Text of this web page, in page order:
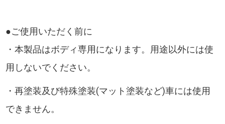
●ご使用いただく前に
・本製品はボディ専用になります。用途以外には使
用しないでください。
・再塗装及び特殊塗装(マット塗装など)車には使用
できません。